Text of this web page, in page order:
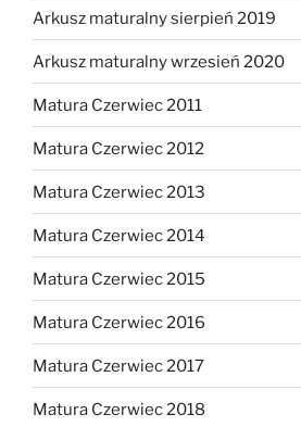
Arkusz maturalny sierpień 2019
Arkusz maturalny wrzesień 2020
Matura Czerwiec 2011
Matura Czerwiec 2012
Matura Czerwiec 2013
Matura Czerwiec 2014
Matura Czerwiec 2015
Matura Czerwiec 2016
Matura Czerwiec 2017
Matura Czerwiec 2018